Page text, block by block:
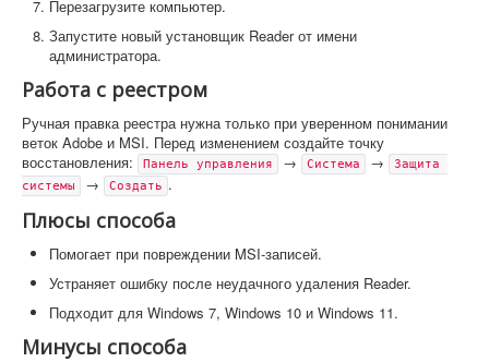
Перезагрузите компьютер.
Запустите новый установщик Reader от имени
администратора.
Работа с реестром
Ручная правка реестра нужна только при уверенном понимании
веток Adobe и MSI. Перед изменением создайте точку
восстановления:
Панель управления → Система →
Защита
системы
→ Создать .
Плюсы способа
Помогает при повреждении MSI-записей.
Устраняет ошибку после неудачного удаления Reader.
Подходит для Windows 7, Windows 10 и Windows 11.
Минусы способа